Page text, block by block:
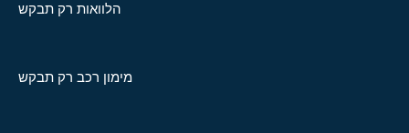
הלוואות רק תבקש
מימון רכב רק תבקש